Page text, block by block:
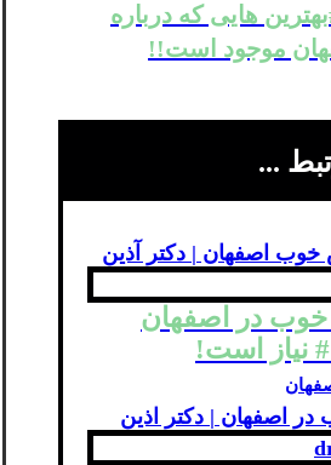
هایی که درباره
موجود است!!
...
خوب در اصفهان
نیاز است!